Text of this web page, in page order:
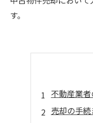
す。
不動産業
売却の手続